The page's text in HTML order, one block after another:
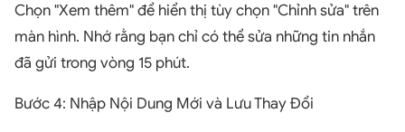
Chọn "Xem thêm" để hiển thị tùy chọn "Chỉnh sửa" trên
màn hình. Nhớ rằng bạn chỉ có thể sửa những tin nhắn
đã gửi trong vòng 15 phút.
Bước 4: Nhập Nội Dung Mới và Lưu Thay Đổi